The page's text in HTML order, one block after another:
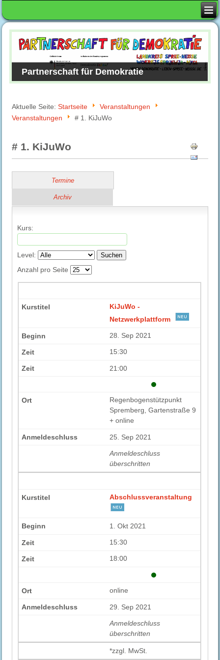
Partnerschaft für Demokratie
Aktuelle Seite:Startseite
Veranstaltungen
Veranstaltungen
# 1. KiJuWo
# 1. KiJuWo
Termine
Archiv
Kurs:
Level: Suchen
Anzahl pro Seite
KiJuWo -
Netzwerkplattform
28. Sep 2021
15:30
21:00
Regenbogenstützpunkt
Spremberg, Gartenstraße 9
+ online
25. Sep 2021
Anmelde​schluss
überschritten
Abschlussveranstaltung
1. Okt 2021
15:30
18:00
online
29. Sep 2021
Anmelde​schluss
überschritten
*zzgl. MwSt.